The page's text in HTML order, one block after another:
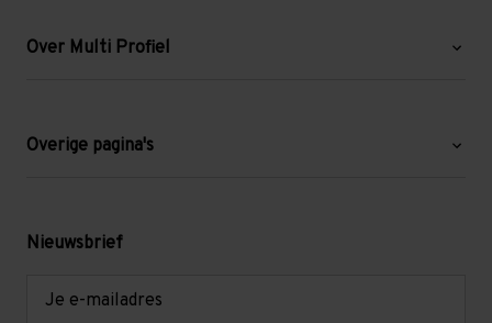
Over Multi Profiel
Blog
Levering en afhalen
Overige pagina's
Mezzanine
Verdiepingsvloeren
Nieuwsbrief